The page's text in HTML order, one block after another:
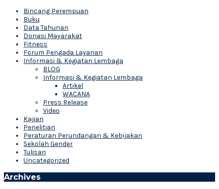
Bincang Perempuan
Buku
Data Tahunan
Donasi Mayarakat
Fitness
Forum Pengada Layanan
Informasi & Kegiatan Lembaga
BLOG
Informasi & Kegiatan Lembaga
Artikel
WACANA
Press Release
Video
Kajian
Penelitian
Peraturan Perundangan & Kebijakan
Sekolah Gender
Tulisan
Uncategorized
Archives